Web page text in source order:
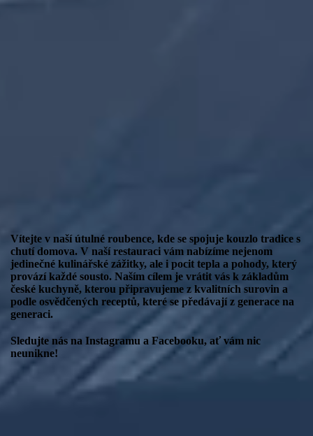
Vítejte v naší útulné roubence, kde se spojuje kouzlo tradice s
chutí domova. V naší restauraci vám nabízíme nejenom
jedinečné kulinářské zážitky, ale i pocit tepla a pohody, který
provází každé sousto. Naším cílem je vrátit vás k základům
české kuchyně, kterou připravujeme z kvalitních surovin a
podle osvědčených receptů, které se předávají z generace na
generaci.
Sledujte nás na Instagramu a Facebooku, ať vám nic
neunikne!